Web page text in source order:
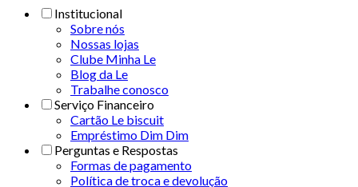
Institucional
Sobre nós
Nossas lojas
Clube Minha Le
Blog da Le
Trabalhe conosco
Serviço Financeiro
Cartão Le biscuit
Empréstimo Dim Dim
Perguntas e Respostas
Formas de pagamento
Política de troca e devolução